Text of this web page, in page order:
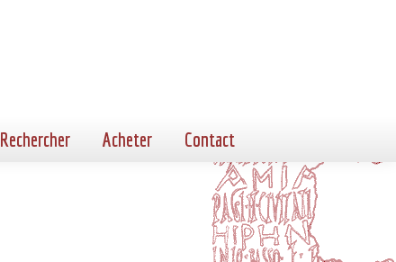
Rechercher Acheter Contact